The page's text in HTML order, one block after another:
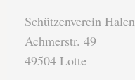
Schützenverein Halen
Achmerstr. 49
49504 Lotte